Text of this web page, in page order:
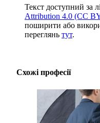
Текст доступний за
Attribution 4.0 (CC
поширити або
переглянь тут.
Схожі професії